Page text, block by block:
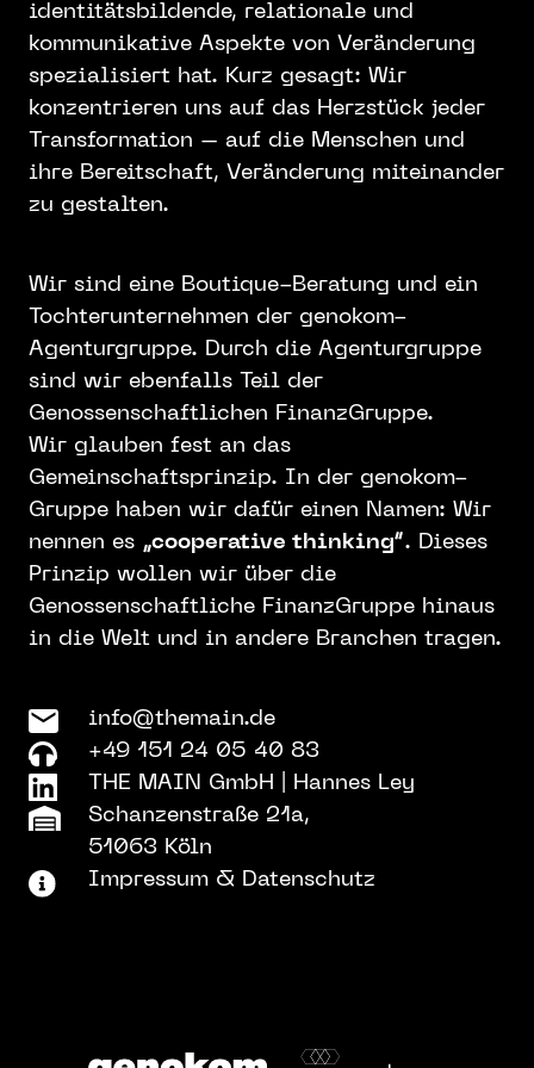
identitätsbildende, relationale und
kommunikative Aspekte von Veränderung
spezialisiert hat. Kurz gesagt: Wir
konzentrieren uns auf das Herzstück jeder
Transformation – auf die Menschen und
ihre Bereitschaft, Veränderung miteinander
zu gestalten.
Wir sind eine Boutique-Beratung und ein
Tochterunternehmen der genokom-
Agenturgruppe. Durch die Agenturgruppe
sind wir ebenfalls Teil der
Genossenschaftlichen FinanzGruppe.
Wir glauben fest an das
Gemeinschaftsprinzip. In der genokom-
Gruppe haben wir dafür einen Namen: Wir
nennen es „cooperative thinking“. Dieses
Prinzip wollen wir über die
Genossenschaftliche FinanzGruppe hinaus
in die Welt und in andere Branchen tragen.
info@themain.de
+49 151 24 05 40 83
THE MAIN GmbH
Hannes Ley
Schanzenstraße 21a,
51063 Köln
Impressum & Datenschutz